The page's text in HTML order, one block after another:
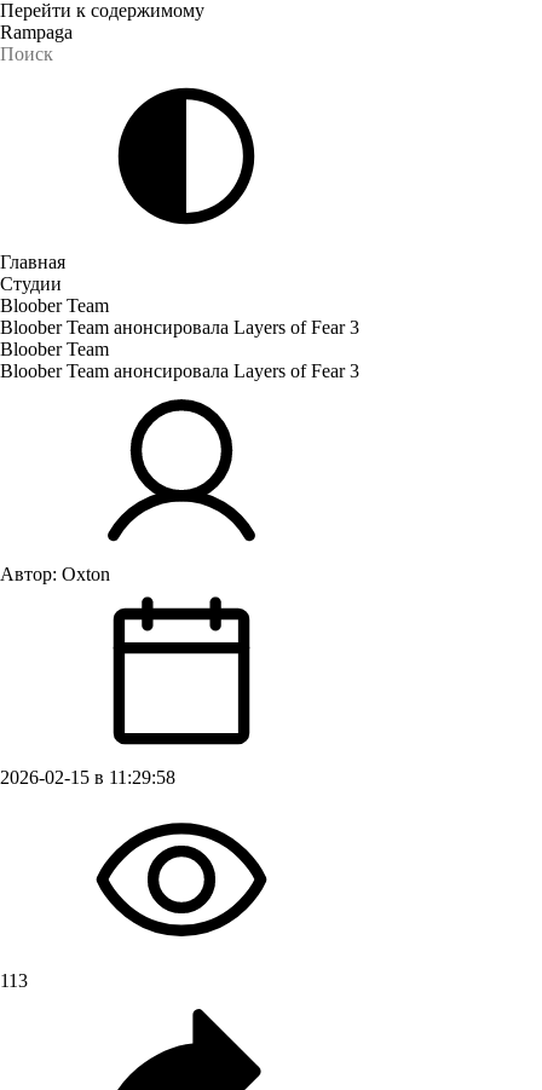
Перейти к содержимому
Rampaga
Главная
Студии
Bloober Team
Bloober Team анонсировала Layers of Fear 3
Bloober Team
Bloober Team анонсировала Layers of Fear 3
Автор: Oxton
2026-02-15 в 11:29:58
113